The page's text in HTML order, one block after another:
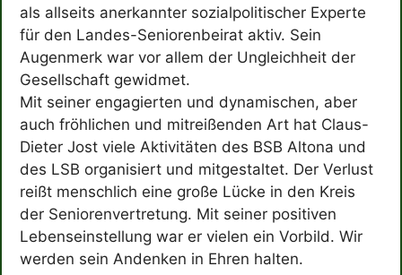
als allseits anerkannter sozialpolitischer Experte
für den Landes-Seniorenbeirat aktiv. Sein
Augenmerk war vor allem der Ungleichheit der
Gesellschaft gewidmet.
Mit seiner engagierten und dynamischen, aber
auch fröhlichen und mitreißenden Art hat Claus-
Dieter Jost viele Aktivitäten des BSB Altona und
des LSB organisiert und mitgestaltet. Der Verlust
reißt menschlich eine große Lücke in den Kreis
der Seniorenvertretung. Mit seiner positiven
Lebenseinstellung war er vielen ein Vorbild. Wir
werden sein Andenken in Ehren halten.